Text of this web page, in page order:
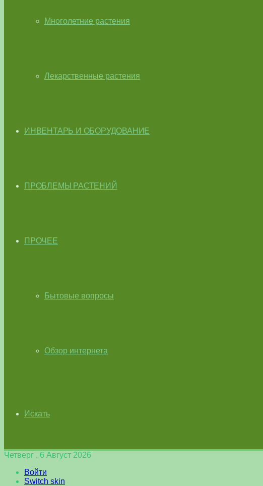
Многолетние растения
Лекарственные растения
ИНВЕНТАРЬ И ОБОРУДОВАНИЕ
ПРОБЛЕМЫ РАСТЕНИЙ
ПРОЧЕЕ
Бытовые вопросы
Обзор интернета
Искать
Четверг , 6 Август 2026
Войти
Switch skin